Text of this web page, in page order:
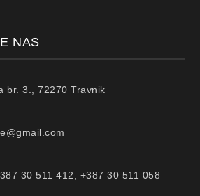
NAS
br. 3., 72270 Travnik
30 511 412; +387 30 511 058